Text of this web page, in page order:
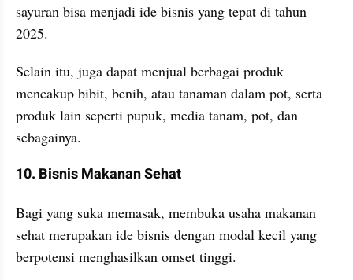
sayuran bisa menjadi ide bisnis yang tepat di tahun
2025.
Selain itu, juga dapat menjual berbagai produk
mencakup bibit, benih, atau tanaman dalam pot, serta
produk lain seperti pupuk, media tanam, pot, dan
sebagainya.
10. Bisnis Makanan Sehat
Bagi yang suka memasak, membuka usaha makanan
sehat merupakan ide bisnis dengan modal kecil yang
berpotensi menghasilkan omset tinggi.